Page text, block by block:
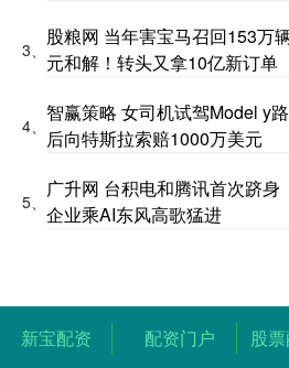
3、
股粮网 当年害宝马召回153万
元和解！转头又拿10亿新订单
4、
智赢策略 女司机试驾Model y
后向特斯拉索赔1000万美元
5、
广升网 台积电和腾讯首次跻
企业乘AI东风高歌猛进
新宝配资 配资门户 股